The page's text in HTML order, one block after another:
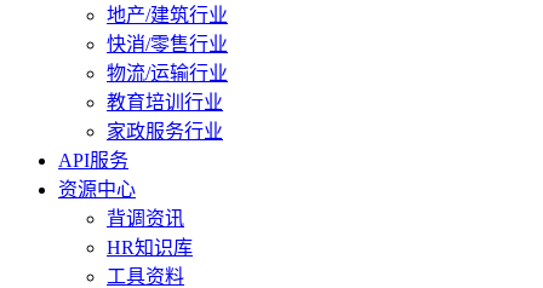
地产/建筑行业
快消/零售行业
物流/运输行业
教育培训行业
家政服务行业
API服务
资源中心
背调资讯
HR知识库
工具资料